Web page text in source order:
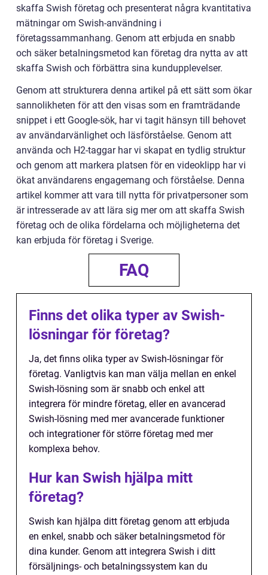
skaffa Swish företag och presenterat några kvantitativa
mätningar om Swish-användning i
företagssammanhang. Genom att erbjuda en snabb
och säker betalningsmetod kan företag dra nytta av att
skaffa Swish och förbättra sina kundupplevelser.
Genom att strukturera denna artikel på ett sätt som ökar
sannolikheten för att den visas som en framträdande
snippet i ett Google-sök, har vi tagit hänsyn till behovet
av användarvänlighet och läsförståelse. Genom att
använda och H2-taggar har vi skapat en tydlig struktur
och genom att markera platsen för en videoklipp har vi
ökat användarens engagemang och förståelse. Denna
artikel kommer att vara till nytta för privatpersoner som
är intresserade av att lära sig mer om att skaffa Swish
företag och de olika fördelarna och möjligheterna det
kan erbjuda för företag i Sverige.
FAQ
Finns det olika typer av Swish-
lösningar för företag?
Ja, det finns olika typer av Swish-lösningar för
företag. Vanligtvis kan man välja mellan en enkel
Swish-lösning som är snabb och enkel att
integrera för mindre företag, eller en avancerad
Swish-lösning med mer avancerade funktioner
och integrationer för större företag med mer
komplexa behov.
Hur kan Swish hjälpa mitt
företag?
Swish kan hjälpa ditt företag genom att erbjuda
en enkel, snabb och säker betalningsmetod för
dina kunder. Genom att integrera Swish i ditt
försäljnings- och betalningssystem kan du